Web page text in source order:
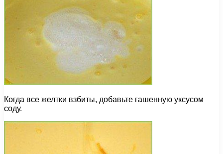
Когда все желтки взбиты, добавьте гашенную уксусом
соду.